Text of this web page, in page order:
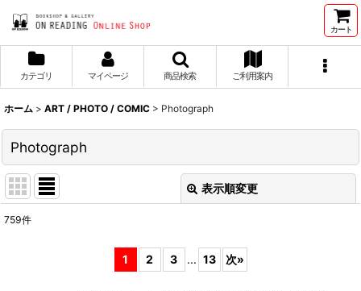
カート
カテゴリ マイページ 商品検索 ご利用案内
ホーム > ART / PHOTO / COMIC > Photograph
Photograph
表示順変更
759件
1 2 3 ... 13 次»